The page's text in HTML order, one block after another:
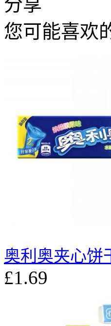
您可能喜欢
奥利奥夹心饼
£1.69